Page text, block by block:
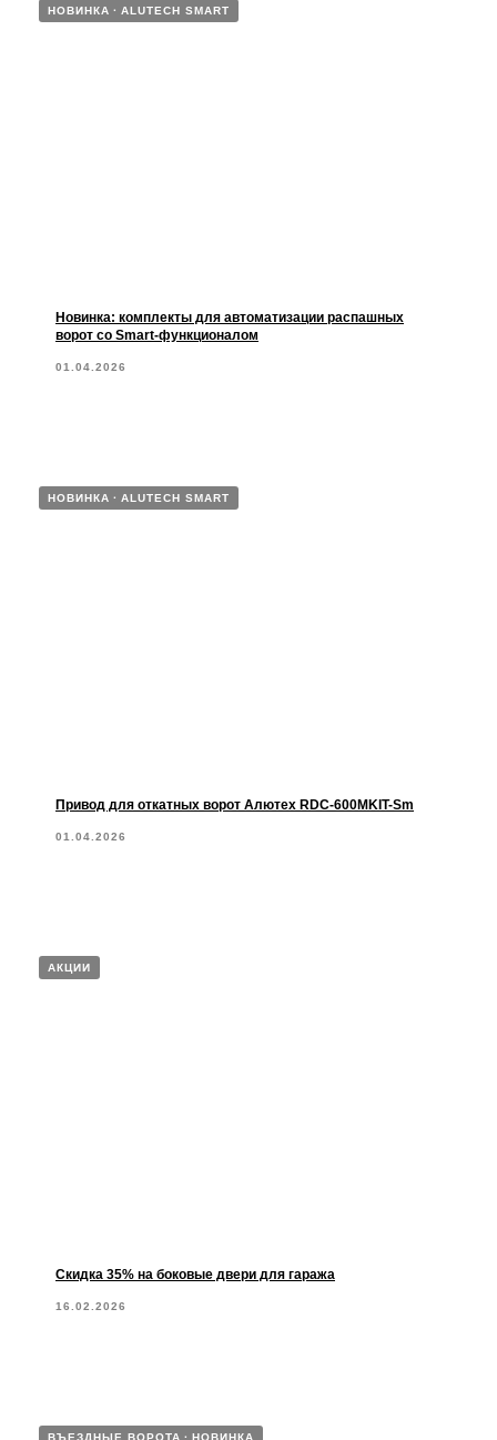
НОВИНКА ALUTECH SMART
Новинка: комплекты для автоматизации распашных
ворот со Smart-функционалом
01.04.2026
НОВИНКА ALUTECH SMART
Привод для откатных ворот Алютех RDC-600MKIT-Sm
01.04.2026
АКЦИИ
Скидка 35% на боковые двери для гаража
16.02.2026